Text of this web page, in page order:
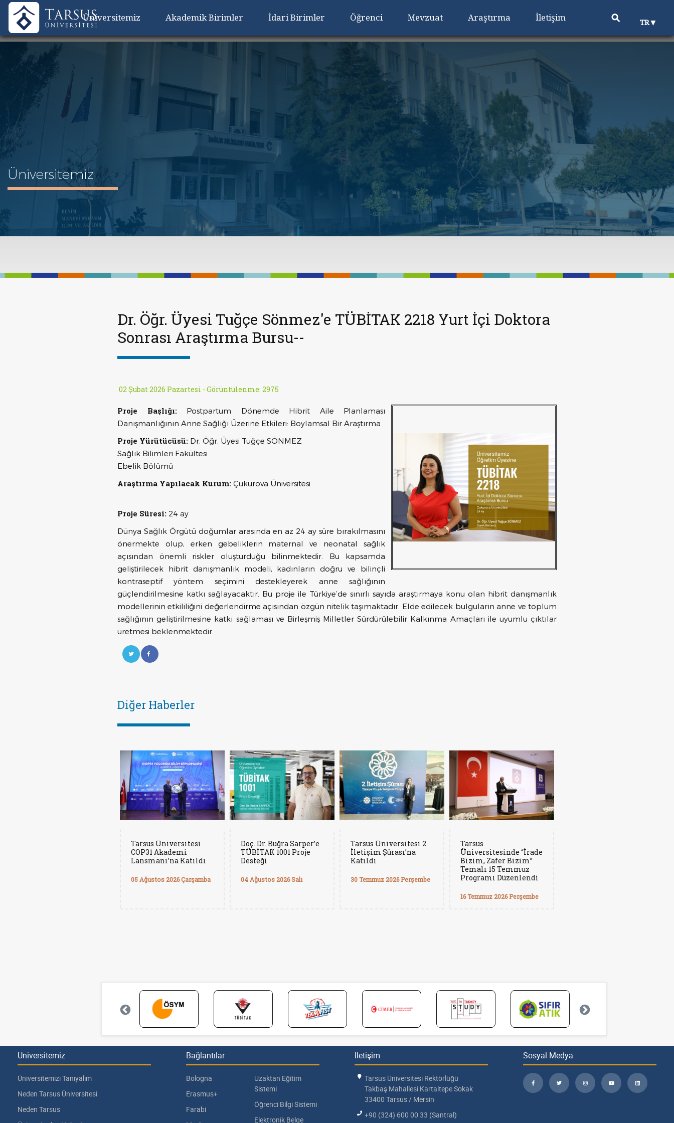
Üniversitemiz Akademik Birimler İdari Birimler Öğrenci Mevzuat Araştırma İletişim ⚲ TR▼
Üniversitemiz
Dr. Öğr. Üyesi Tuğçe Sönmez'e TÜBİTAK 2218 Yurt İçi Doktora
Sonrası Araştırma Bursu--
02 Şubat 2026 Pazartesi - Görüntülenme: 2975
Proje Başlığı:Postpartum Dönemde Hibrit Aile Planlaması
Danışmanlığının Anne Sağlığı Üzerine Etkileri: Boylamsal Bir Araştırma
Proje Yürütücüsü: Dr. Öğr. Üyesi Tuğçe SÖNMEZ
Sağlık Bilimleri Fakültesi
Ebelik Bölümü
Araştırma Yapılacak Kurum: Çukurova Üniversitesi
Proje Süresi: 24 ay
Dünya Sağlık Örgütü doğumlar arasında en az 24 ay süre bırakılmasını
önermekte olup, erken gebeliklerin maternal ve neonatal sağlık
açısından önemli riskler oluşturduğu bilinmektedir. Bu kapsamda
geliştirilecek hibrit danışmanlık modeli, kadınların doğru ve bilinçli
kontraseptif yöntem seçimini destekleyerek anne sağlığının
güçlendirilmesine katkı sağlayacaktır. Bu proje ile Türkiye’de sınırlı sayıda araştırmaya konu olan hibrit danışmanlık
modellerinin etkililiğini değerlendirme açısından özgün nitelik taşımaktadır. Elde edilecek bulguların anne ve toplum
sağlığının geliştirilmesine katkı sağlaması ve Birleşmiş Milletler Sürdürülebilir Kalkınma Amaçları ile uyumlu çıktılar
üretmesi beklenmektedir.
--
Diğer Haberler
Tarsus Üniversitesi
COP31 Akademi
Lansmanı’na Katıldı
05 Ağustos 2026 Çarşamba
Doç. Dr. Buğra Sarper’e
TÜBİTAK 1001 Proje
Desteği
04 Ağustos 2026 Salı
Tarsus Üniversitesi 2.
İletişim Şûrası’na
Katıldı
30 Temmuz 2026 Perşembe
Tarsus
Üniversitesinde “İrade
Bizim, Zafer Bizim”
Temalı 15 Temmuz
Programı Düzenlendi
16 Temmuz 2026 Perşembe
Üniversitemiz
Üniversitemizi Tanıyalım
Neden Tarsus Üniversitesi
Neden Tarsus
Bağlantılar
Bologna
Erasmus+
Farabi
Uzaktan Eğitim
Sistemi
Öğrenci Bilgi Sistemi
Elektronik Belge
İletişim
Tarsus Üniversitesi Rektörlüğü
Takbaş Mahallesi Kartaltepe Sokak
33400 Tarsus / Mersin
+90 (324) 600 00 33 (Santral)
Sosyal Medya